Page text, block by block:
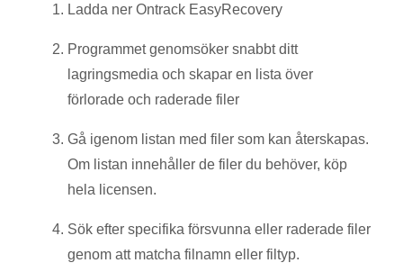
Ladda ner Ontrack EasyRecovery
Programmet genomsöker snabbt ditt
lagringsmedia och skapar en lista över
förlorade och raderade filer
Gå igenom listan med filer som kan återskapas.
Om listan innehåller de filer du behöver, köp
hela licensen.
Sök efter specifika försvunna eller raderade filer
genom att matcha filnamn eller filtyp.